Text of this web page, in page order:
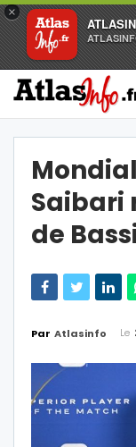
×
Saibari
de
Par Atlasinfo Le